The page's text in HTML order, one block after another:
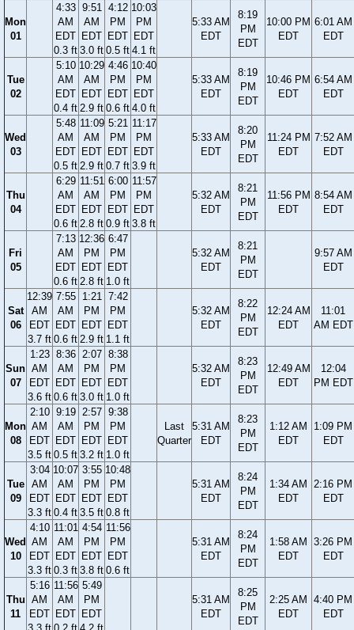
Mon
01
4:33
AM
EDT
0.3 ft
9:51
AM
EDT
3.0 ft
4:12
PM
EDT
0.5 ft
10:03
PM
EDT
4.1 ft
5:33 AM
EDT
8:19
PM
EDT
10:00 PM
EDT
6:01 AM
EDT
Tue
02
5:10
AM
EDT
0.4 ft
10:29
AM
EDT
2.9 ft
4:46
PM
EDT
0.6 ft
10:40
PM
EDT
4.0 ft
5:33 AM
EDT
8:19
PM
EDT
10:46 PM
EDT
6:54 AM
EDT
Wed
03
5:48
AM
EDT
0.5 ft
11:09
AM
EDT
2.9 ft
5:21
PM
EDT
0.7 ft
11:17
PM
EDT
3.9 ft
5:33 AM
EDT
8:20
PM
EDT
11:24 PM
EDT
7:52 AM
EDT
Thu
04
6:29
AM
EDT
0.6 ft
11:51
AM
EDT
2.8 ft
6:00
PM
EDT
0.9 ft
11:57
PM
EDT
3.8 ft
5:32 AM
EDT
8:21
PM
EDT
11:56 PM
EDT
8:54 AM
EDT
Fri
05
7:13
AM
EDT
0.6 ft
12:36
PM
EDT
2.8 ft
6:47
PM
EDT
1.0 ft
5:32 AM
EDT
8:21
PM
EDT
9:57 AM
EDT
Sat
06
12:39
AM
EDT
3.7 ft
7:55
AM
EDT
0.6 ft
1:21
PM
EDT
2.9 ft
7:42
PM
EDT
1.1 ft
5:32 AM
EDT
8:22
PM
EDT
12:24 AM
EDT
11:01
AM EDT
Sun
07
1:23
AM
EDT
3.6 ft
8:36
AM
EDT
0.6 ft
2:07
PM
EDT
3.0 ft
8:38
PM
EDT
1.0 ft
5:32 AM
EDT
8:23
PM
EDT
12:49 AM
EDT
12:04
PM EDT
Mon
08
2:10
AM
EDT
3.5 ft
9:19
AM
EDT
0.5 ft
2:57
PM
EDT
3.2 ft
9:38
PM
EDT
1.0 ft
Last
Quarter
5:31 AM
EDT
8:23
PM
EDT
1:12 AM
EDT
1:09 PM
EDT
Tue
09
3:04
AM
EDT
3.3 ft
10:07
AM
EDT
0.4 ft
3:55
PM
EDT
3.5 ft
10:48
PM
EDT
0.8 ft
5:31 AM
EDT
8:24
PM
EDT
1:34 AM
EDT
2:16 PM
EDT
Wed
10
4:10
AM
EDT
3.3 ft
11:01
AM
EDT
0.3 ft
4:54
PM
EDT
3.8 ft
11:56
PM
EDT
0.6 ft
5:31 AM
EDT
8:24
PM
EDT
1:58 AM
EDT
3:26 PM
EDT
Thu
11
5:16
AM
EDT
11:56
AM
EDT
5:49
PM
EDT
5:31 AM
EDT
8:25
PM
EDT
2:25 AM
EDT
4:40 PM
EDT